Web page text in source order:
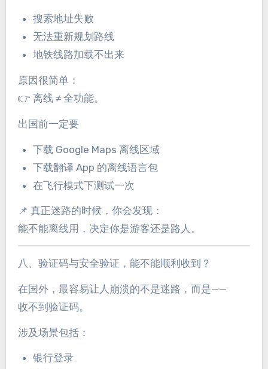
搜索地址失败
无法重新规划路线
地铁线路加载不出来
原因很简单：
👉 离线 ≠ 全功能。
出国前一定要
下载 Google Maps 离线区域
下载翻译 App 的离线语言包
在飞行模式下测试一次
📌 真正迷路的时候，你会发现：
能不能离线用，决定你是游客还是路人。
八、验证码与安全验证，能不能顺利收到？
在国外，最容易让人崩溃的不是迷路，而是——
收不到验证码。
涉及场景包括：
银行登录